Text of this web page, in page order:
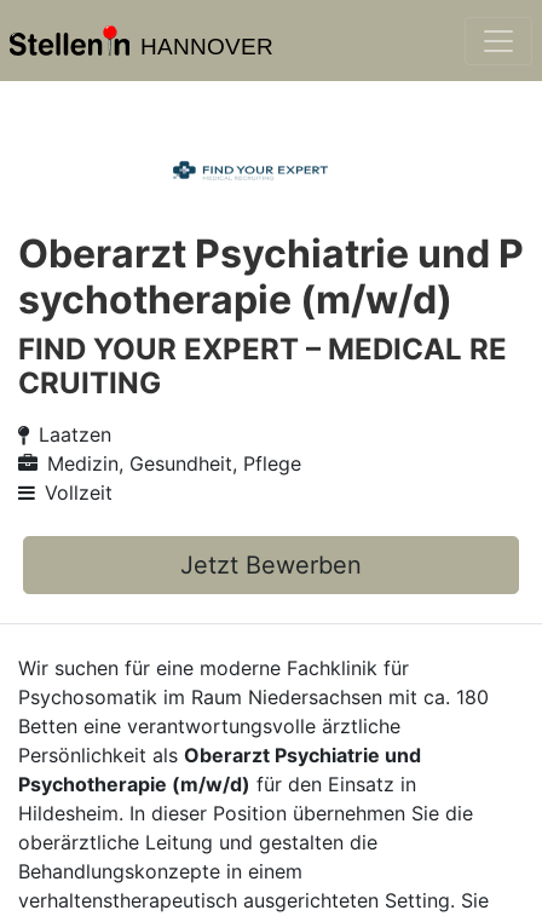
HANNOVER
Oberarzt Psychiatrie und P
sychotherapie (m/w/d)
FIND YOUR EXPERT – MEDICAL RE
CRUITING
Laatzen
Medizin, Gesundheit, Pflege
Vollzeit
Jetzt Bewerben
Wir suchen für eine moderne Fachklinik für
Psychosomatik im Raum Niedersachsen mit ca. 180
Betten eine verantwortungsvolle ärztliche
Persönlichkeit als Oberarzt Psychiatrie und
Psychotherapie (m/w/d) für den Einsatz in
Hildesheim. In dieser Position übernehmen Sie die
oberärztliche Leitung und gestalten die
Behandlungskonzepte in einem
verhaltenstherapeutisch ausgerichteten Setting. Sie